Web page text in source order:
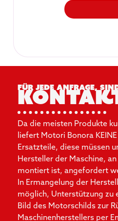
Für jede Anfrage,
Da die meisten Produkte
liefert Motori Bonora
Ersatzteile, diese müssen
Hersteller der Maschine,
montiert ist, angefordert
In Ermangelung der
möglich, Unterstützung zu
Bild des Motorschilds zur
Maschinenherstellers per